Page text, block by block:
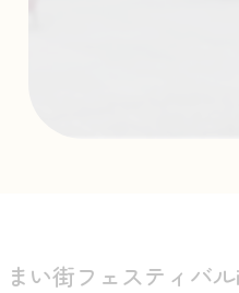
まい街フェスティバ